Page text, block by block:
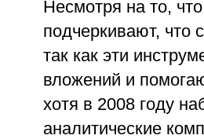
Несмотря на то,
подчеркивают, что
так как эти
вложений и
хотя в 2008 году
аналитические